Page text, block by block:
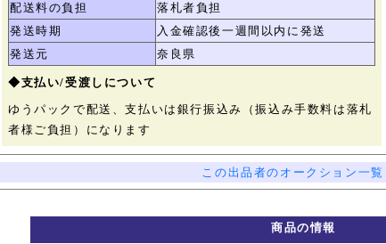
配送料の負担
落札者負担
発送時期
入金確認後一週間以内に発送
発送元
奈良県
◆支払い/受渡しについて
ゆうパックで配送、支払いは銀行振込み（振込み手数料は落札
者様ご負担）になります
この出品者のオークション一覧
商品の情報